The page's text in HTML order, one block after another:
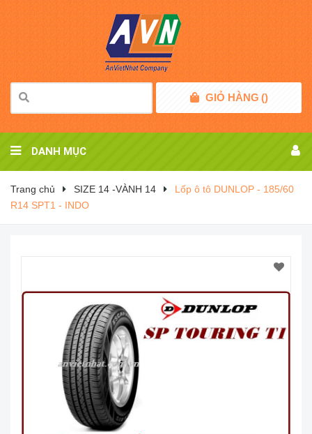
GIỎ HÀNG ()
DANH MỤC
Trang chủ SIZE 14 -VÀNH 14
Lốp ô tô DUNLOP - 185/60
R14 SPT1 - INDO